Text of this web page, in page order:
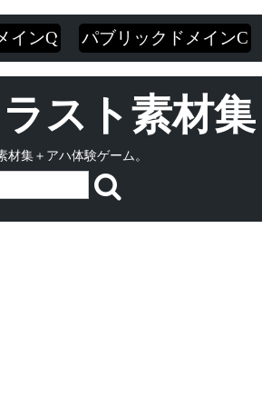
インQ パブリックドメインC
スト素材集
集＋アハ体験ゲーム。